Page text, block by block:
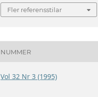
Fler referensstilar
NUMMER
Vol 32 Nr 3 (1995)